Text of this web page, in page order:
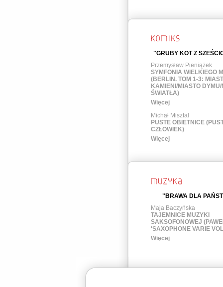
"GRUBY KOT Z
Przemysław Pieniążek
SYMFONIA WIELKIEGO
(BERLIN. TOM 1-3:
KAMIENI/MIASTO
ŚWIATŁA)
Więcej
Michał Misztal
PUSTE OBIETNICE
CZŁOWIEK)
Więcej
"BRAWA DLA
Maja Baczyńska
TAJEMNICE MUZYKI
SAKSOFONOWEJ
'SAXOPHONE VARIE
Więcej